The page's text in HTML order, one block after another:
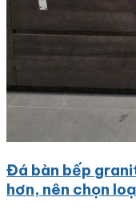
Đá bàn bếp
hơn, nên chọn